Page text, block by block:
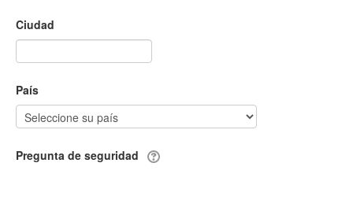
Ciudad
País
Pregunta de seguridad